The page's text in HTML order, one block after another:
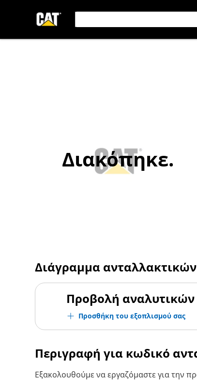
Διακόπηκε.
Διάγραμμα ανταλλακτικών
Προβολή
Προσθήκη του εξοπλισμού σας
Περιγραφή για κωδικό
Εξακολουθούμε να εργαζόμαστε για την